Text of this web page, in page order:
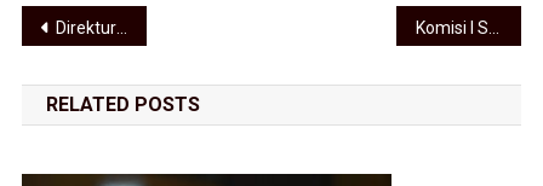
Navigasi pos
Direktur Polmed Pantau UTBK Jalur Mandiri, Pendaftar Tahun 2026 Meningkat 15 Persen
RELATED POSTS